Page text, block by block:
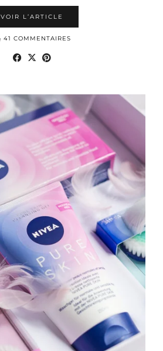
VOIR L’ARTICLE
41 COMMENTAIRES